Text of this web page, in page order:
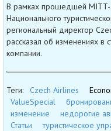
В рамках прошедшей MITT-
Национального
региональный директор
рассказал об изменениях в
компании.
Теги: Czech Airlines
ValueSpecial
изменение
недорогие
Статьи
туристическое